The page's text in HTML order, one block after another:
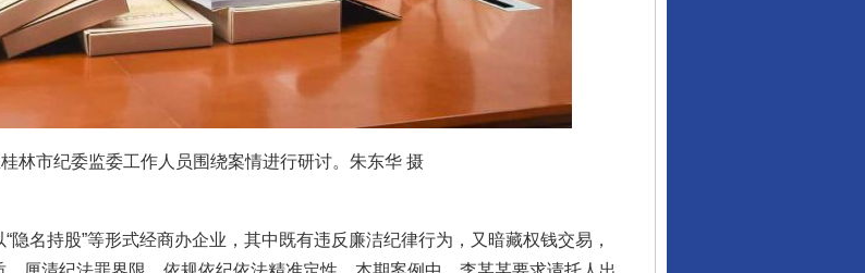
林市纪委监委工作人员围绕案情进行研讨。朱东华 摄
持股”等形式经商办企业，其中既有违反廉洁纪律行为，又暗藏权钱交易，